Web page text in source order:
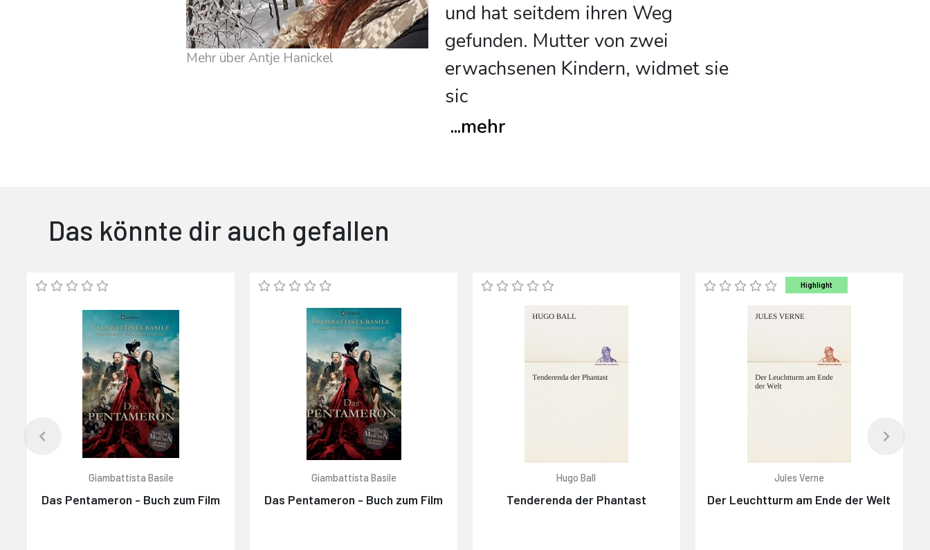
Mehr über Antje Hanickel
und hat seitdem ihren Weg
gefunden. Mutter von zwei
erwachsenen Kindern, widmet sie
sic
...mehr
Das könnte dir auch gefallen
Giambattista Basile
Das Pentameron - Buch zum Film
Giambattista Basile
Das Pentameron - Buch zum Film
Hugo Ball
Tenderenda der Phantast
Highlight
Jules Verne
Der Leuchtturm am Ende der Welt